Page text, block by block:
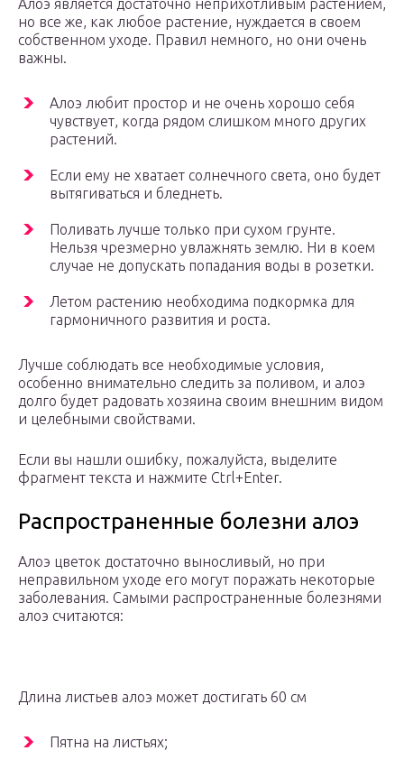
Алоэ является достаточно неприхотливым растением,
но все же, как любое растение, нуждается в своем
собственном уходе. Правил немного, но они очень
важны.
Алоэ любит простор и не очень хорошо себя
чувствует, когда рядом слишком много других
растений.
Если ему не хватает солнечного света, оно будет
вытягиваться и бледнеть.
Поливать лучше только при сухом грунте.
Нельзя чрезмерно увлажнять землю. Ни в коем
случае не допускать попадания воды в розетки.
Летом растению необходима подкормка для
гармоничного развития и роста.
Лучше соблюдать все необходимые условия,
особенно внимательно следить за поливом, и алоэ
долго будет радовать хозяина своим внешним видом
и целебными свойствами.
Если вы нашли ошибку, пожалуйста, выделите
фрагмент текста и нажмите Ctrl+Enter.
Распространенные болезни алоэ
Алоэ цветок достаточно выносливый, но при
неправильном уходе его могут поражать некоторые
заболевания. Самыми распространенные болезнями
алоэ считаются:
Длина листьев алоэ может достигать 60 см
Пятна на листьях;